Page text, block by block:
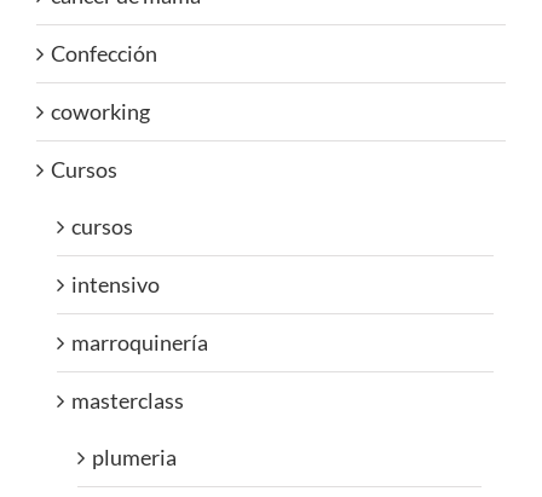
Confección
coworking
Cursos
cursos
intensivo
marroquinería
masterclass
plumeria